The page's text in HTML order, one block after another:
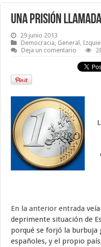
Una prisión
29 junio 2013
Democracia, General ,
Deja un comentario
En la anterior entrada
deprimente situación de
porqué se forjó la burbuja
españoles, y el propio